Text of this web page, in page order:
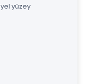
yüzey